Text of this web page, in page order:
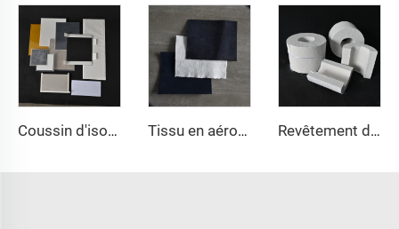
Coussin d'isolation en aérogel Tissu en aérogel Revêtement de conduite en aérogel